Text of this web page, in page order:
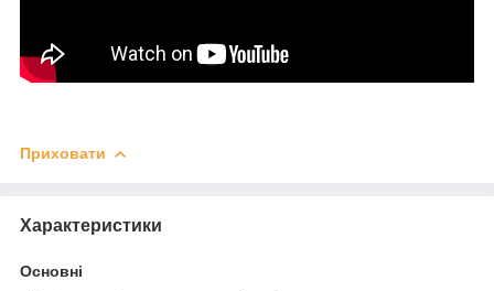
Приховати
Характеристики
Основні